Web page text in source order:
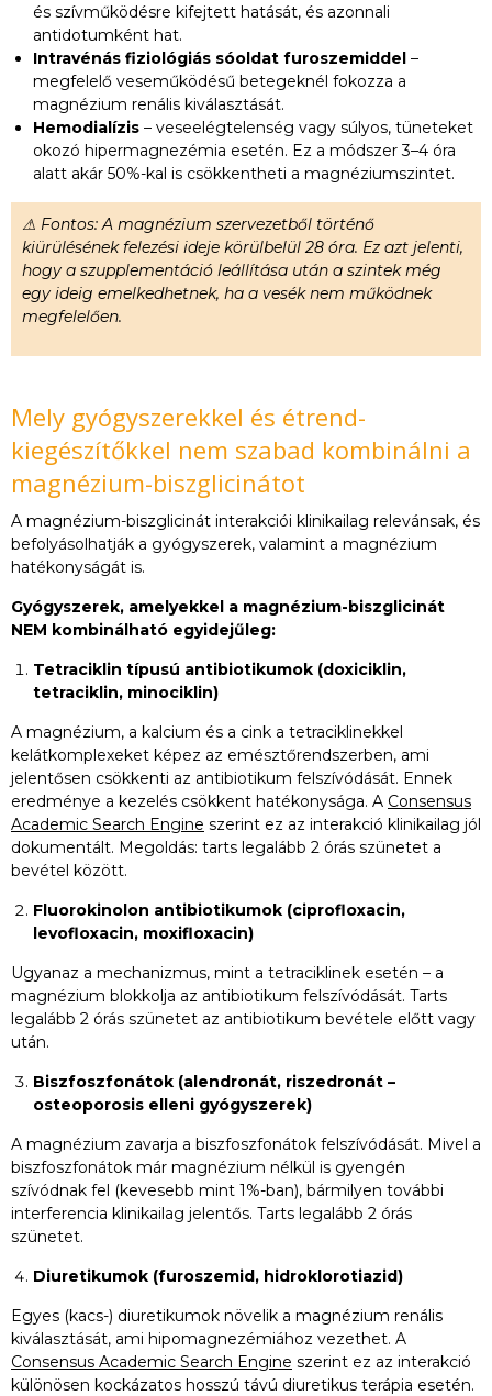
és szívműködésre kifejtett hatását, és azonnali
antidotumként hat.
Intravénás fiziológiás sóoldat furoszemiddel –
megfelelő veseműködésű betegeknél fokozza a
magnézium renális kiválasztását.
Hemodialízis – veseelégtelenség vagy súlyos, tüneteket
okozó hipermagnezémia esetén. Ez a módszer 3–4 óra
alatt akár 50%-kal is csökkentheti a magnéziumszintet.
⚠ Fontos: A magnézium szervezetből történő
kiürülésének felezési ideje körülbelül 28 óra. Ez azt jelenti,
hogy a szupplementáció leállítása után a szintek még
egy ideig emelkedhetnek, ha a vesék nem működnek
megfelelően.
Mely gyógyszerekkel és étrend-
kiegészítőkkel nem szabad kombinálni a
magnézium-biszglicinátot
A magnézium-biszglicinát interakciói klinikailag relevánsak, és
befolyásolhatják a gyógyszerek, valamint a magnézium
hatékonyságát is.
Gyógyszerek, amelyekkel a magnézium-biszglicinát
NEM kombinálható egyidejűleg:
Tetraciklin típusú antibiotikumok (doxiciklin,
tetraciklin, minociklin)
A magnézium, a kalcium és a cink a tetraciklinekkel
kelátkomplexeket képez az emésztőrendszerben, ami
jelentősen csökkenti az antibiotikum felszívódását. Ennek
eredménye a kezelés csökkent hatékonysága. A Consensus
Academic Search Engine szerint ez az interakció klinikailag jól
dokumentált. Megoldás: tarts legalább 2 órás szünetet a
bevétel között.
Fluorokinolon antibiotikumok (ciprofloxacin,
levofloxacin, moxifloxacin)
Ugyanaz a mechanizmus, mint a tetraciklinek esetén – a
magnézium blokkolja az antibiotikum felszívódását. Tarts
legalább 2 órás szünetet az antibiotikum bevétele előtt vagy
után.
Biszfoszfonátok (alendronát, riszedronát –
osteoporosis elleni gyógyszerek)
A magnézium zavarja a biszfoszfonátok felszívódását. Mivel a
biszfoszfonátok már magnézium nélkül is gyengén
szívódnak fel (kevesebb mint 1%-ban), bármilyen további
interferencia klinikailag jelentős. Tarts legalább 2 órás
szünetet.
Diuretikumok (furoszemid, hidroklorotiazid)
Egyes (kacs-) diuretikumok növelik a magnézium renális
kiválasztását, ami hipomagnezémiához vezethet. A
Consensus Academic Search Engine szerint ez az interakció
különösen kockázatos hosszú távú diuretikus terápia esetén.